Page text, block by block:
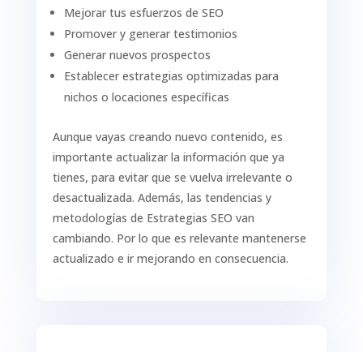
Mejorar tus esfuerzos de SEO
Promover y generar testimonios
Generar nuevos prospectos
Establecer estrategias optimizadas para
nichos o locaciones específicas
Aunque vayas creando nuevo contenido, es
importante actualizar la información que ya
tienes, para evitar que se vuelva irrelevante o
desactualizada. Además, las tendencias y
metodologías de Estrategias SEO van
cambiando. Por lo que es relevante mantenerse
actualizado e ir mejorando en consecuencia.